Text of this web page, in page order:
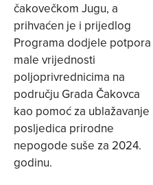
čakovečkom Jugu, a
prihvaćen je i prijedlog
Programa dodjele potpora
male vrijednosti
poljoprivrednicima na
području Grada Čakovca
kao pomoć za ublažavanje
posljedica prirodne
nepogode suše za 2024.
godinu.